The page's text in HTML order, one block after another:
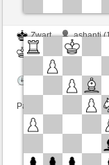
Zwart
ashanti
Wit
Speelduur: 9
Partij telt mee voor de